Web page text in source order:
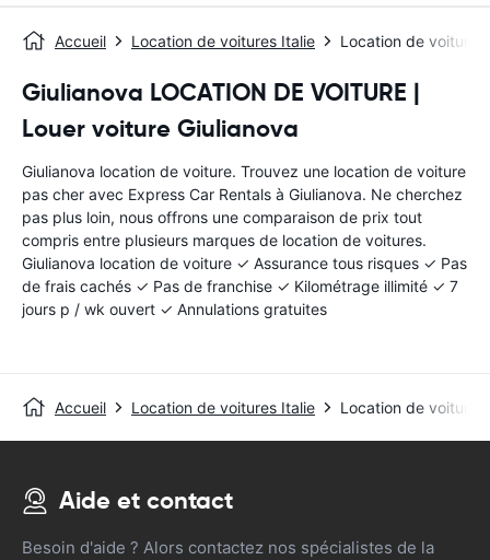
Accueil Location de voitures Italie Location de voitures
Giulianova LOCATION DE VOITURE |
Louer voiture Giulianova
Giulianova location de voiture. Trouvez une location de voiture
pas cher avec Express Car Rentals à Giulianova. Ne cherchez
pas plus loin, nous offrons une comparaison de prix tout
compris entre plusieurs marques de location de voitures.
Giulianova location de voiture ✓ Assurance tous risques ✓ Pas
de frais cachés ✓ Pas de franchise ✓ Kilométrage illimité ✓ 7
jours p / wk ouvert ✓ Annulations gratuites
Accueil Location de voitures Italie Location de voitures
Aide et contact
Besoin d'aide ? Alors contactez nos spécialistes de la